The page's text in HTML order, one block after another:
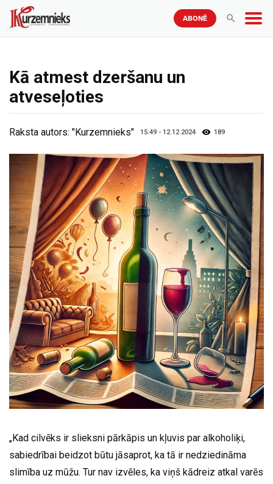
ABONĒ
Kā atmest dzeršanu un
atveseļoties
Raksta autors: "Kurzemnieks" 15:49 - 12.12.2024 189
„Kad cilvēks ir slieksni pārkāpis un kļuvis par alkoholiķi,
sabiedrībai beidzot būtu jāsaprot, ka tā ir nedziedināma
slimība uz mūžu. Tur nav izvēles, ka viņš kādreiz atkal varēs